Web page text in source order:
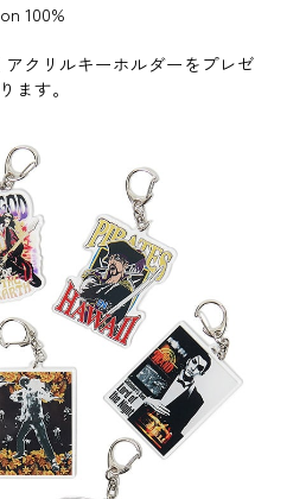
100%
クリルキーホルダーをプレゼ
ます。